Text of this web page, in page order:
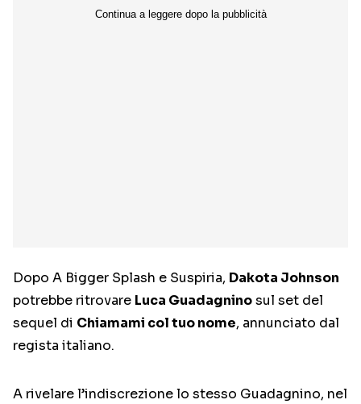
Dopo A Bigger Splash e Suspiria, Dakota Johnson
potrebbe ritrovare Luca Guadagninosul set del
sequel di Chiamami col tuo nome, annunciato dal
regista italiano.
A rivelare l’indiscrezione lo stesso Guadagnino, nel